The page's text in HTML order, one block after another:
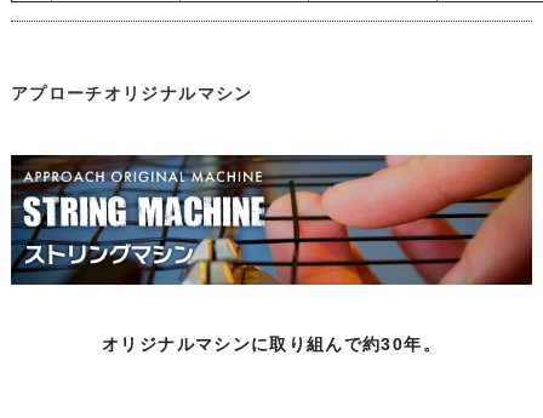
アプローチオリジナルマシン
オリジナルマシンに取り組んで約30年。